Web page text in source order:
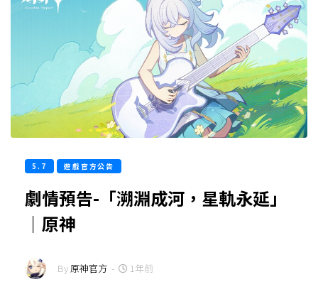
5.7 遊戲官方公告
劇情預告-「溯淵成河，星軌永延」
｜原神
By原神官方 - 1年前